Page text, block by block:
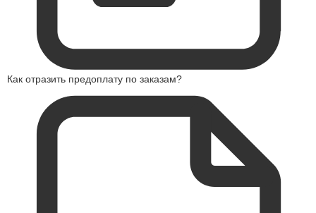
Как отразить предоплату по заказам?